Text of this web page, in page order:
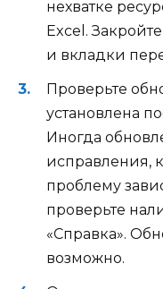
нехватке
Excel.
и вкладки
Проверьте
установлена
Иногда
исправления,
проблему
проверьте
«Справка».
возможно.